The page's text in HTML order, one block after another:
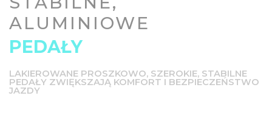
ALUMINIOWE
PEDAŁY
LAKIEROWANE PROSZKOWO, SZEROKIE, STABILNE
PEDAŁY ZWIĘKSZAJĄ KOMFORT I BEZPIECZEŃSTWO
JAZDY